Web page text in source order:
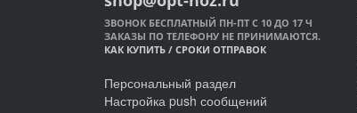
ЗВОНОК БЕСПЛАТНЫЙ ПН-ПТ С 10 ДО 17 Ч
ЗАКАЗЫ ПО ТЕЛЕФОНУ НЕ ПРИНИМАЮТСЯ.
КАК КУПИТЬ / СРОКИ ОТПРАВОК
Персональный раздел
Настройка push сообщений